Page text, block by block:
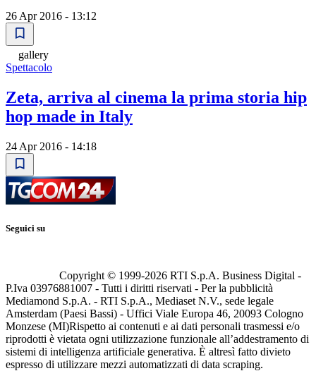
26 Apr 2016 - 13:12
gallery
Spettacolo
Zeta, arriva al cinema la prima storia hip
hop made in Italy
24 Apr 2016 - 14:18
Seguici su
Copyright © 1999-2026 RTI S.p.A. Business Digital -
P.Iva 03976881007 - Tutti i diritti riservati - Per la pubblicità
Mediamond S.p.A. - RTI S.p.A., Mediaset N.V., sede legale
Amsterdam (Paesi Bassi) - Uffici Viale Europa 46, 20093 Cologno
Monzese (MI)Rispetto ai contenuti e ai dati personali trasmessi e/o
riprodotti è vietata ogni utilizzazione funzionale all’addestramento di
sistemi di intelligenza artificiale generativa. È altresì fatto divieto
espresso di utilizzare mezzi automatizzati di data scraping.